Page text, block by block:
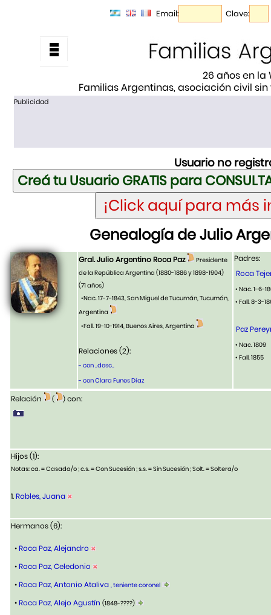
Email: Clave:
26 años en la
Familias Argentinas, asociación civil
Publicidad
Usuario no
Genealogía de Julio
Gral. Julio Argentino Roca Paz
Presidente
de la República Argentina (1880-1886 y 1898-1904)
(71 años)
•Nac. 17-7-1843, San Miguel de Tucumán, Tucumán,
Argentina
•Fall. 19-10-1914, Buenos Aires, Argentina
Relaciones (2):
- con ..desc..
- con Clara Funes Díaz
Padres:
Roca
• Nac. 1-6-
• Fall. 8-3-
Paz
• Nac. 1809
• Fall. 1855
Relación ( ) con:
Hijos (1):
Notas: ca. = Casada/o ; c.s. = Con Sucesión ; s.s. = Sin Sucesión ; Solt. = Soltera/o
1.Robles, Juana
Hermanos (6):
•Roca Paz, Alejandro
•Roca Paz, Celedonio
•Roca Paz, Antonio Ataliva , teniente coronel
•Roca Paz, Alejo Agustín (1848-????)